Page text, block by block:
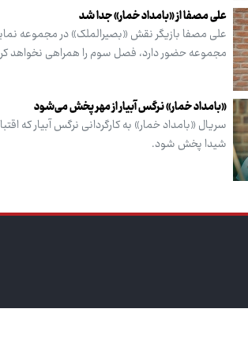
علی مصفا از «بامداد خمار» جدا شد
علی مصفا بازیگر نقش «بصیرالملک» در مجموعه
مجموعه حضور دارد، فصل سوم را همراهی نخواهد
«بامداد خمار» نرگس آبیار از مهر پخش می‌شود
سریال «بامداد خمار» به کارگردانی نرگس آبیار که
شیدا پخش شود.